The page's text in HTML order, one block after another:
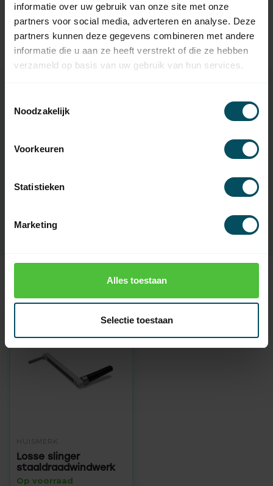
informatie over uw gebruik van onze site met onze
partners voor social media, adverteren en analyse. Deze
partners kunnen deze gegevens combineren met andere
informatie die u aan ze heeft verstrekt of die ze hebben
verzameld op basis van uw gebruik van hun services.
Noodzakelijk
Voorkeuren
Statistieken
Marketing
Alles toestaan
Selectie toestaan
DONK
Staaldraadwindwerk met
grondplaat 100 kg
Op voorraad
294,95
Specificaties
EAN Code
Recent bekeken
HUISMERK
Losse slinger
staaldraadwindwerk
Op voorraad